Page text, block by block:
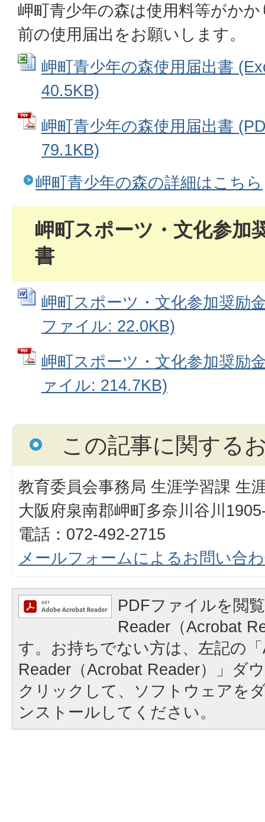
岬町青少年の森は使用料等がか
前の使用届出をお願いします。
岬町青少年の森使用届出書
40.5KB)
岬町青少年の森使用届出書
79.1KB)
岬町青少年の森の詳細はこちら
岬町スポーツ・文化参加
書
岬町スポーツ・文化参加奨励
ファイル: 22.0KB)
岬町スポーツ・文化参加奨励
ァイル: 214.7KB)
この記事に関する
教育委員会事務局 生涯学習課 生
大阪府泉南郡岬町多奈川谷川
電話：072-492-2715
メールフォームによるお問い合
PDFファイルを閲
Reader（Acrobat
す。お持ちでない方は、左記の
Reader（Acrobat Reader）」ダ
クリックして、ソフトウェアを
ンストールしてください。